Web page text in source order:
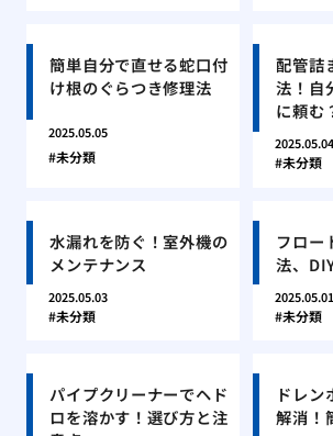
簡単自分で直せる蛇口付
け根のぐらつき修理法
2025.05.05
未分類
配管詰
法！自
に頼む
2025.05.04
未分類
水漏れを防ぐ！室外機の
メンテナンス
2025.05.03
未分類
フロー
法、
2025.05.01
未分類
パイプクリーナーでヘド
ロを溶かす！選び方と注
ドレン
解消！